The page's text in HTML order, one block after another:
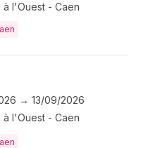
à l'Ouest - Caen
→ 13/09/2026
à l'Ouest - Caen